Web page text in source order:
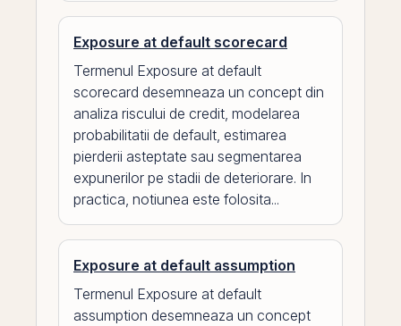
Exposure at default scorecard
Termenul Exposure at default
scorecard desemneaza un concept din
analiza riscului de credit, modelarea
probabilitatii de default, estimarea
pierderii asteptate sau segmentarea
expunerilor pe stadii de deteriorare. In
practica, notiunea este folosita...
Exposure at default assumption
Termenul Exposure at default
assumption desemneaza un concept